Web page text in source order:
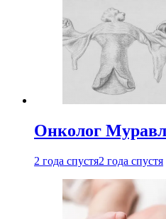
Онколог
2 года спустя2 года спустя